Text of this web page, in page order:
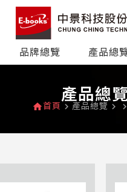
品牌總覽 產品總
產品總覽
home首頁 navigate_next產品總覽 navigate_next